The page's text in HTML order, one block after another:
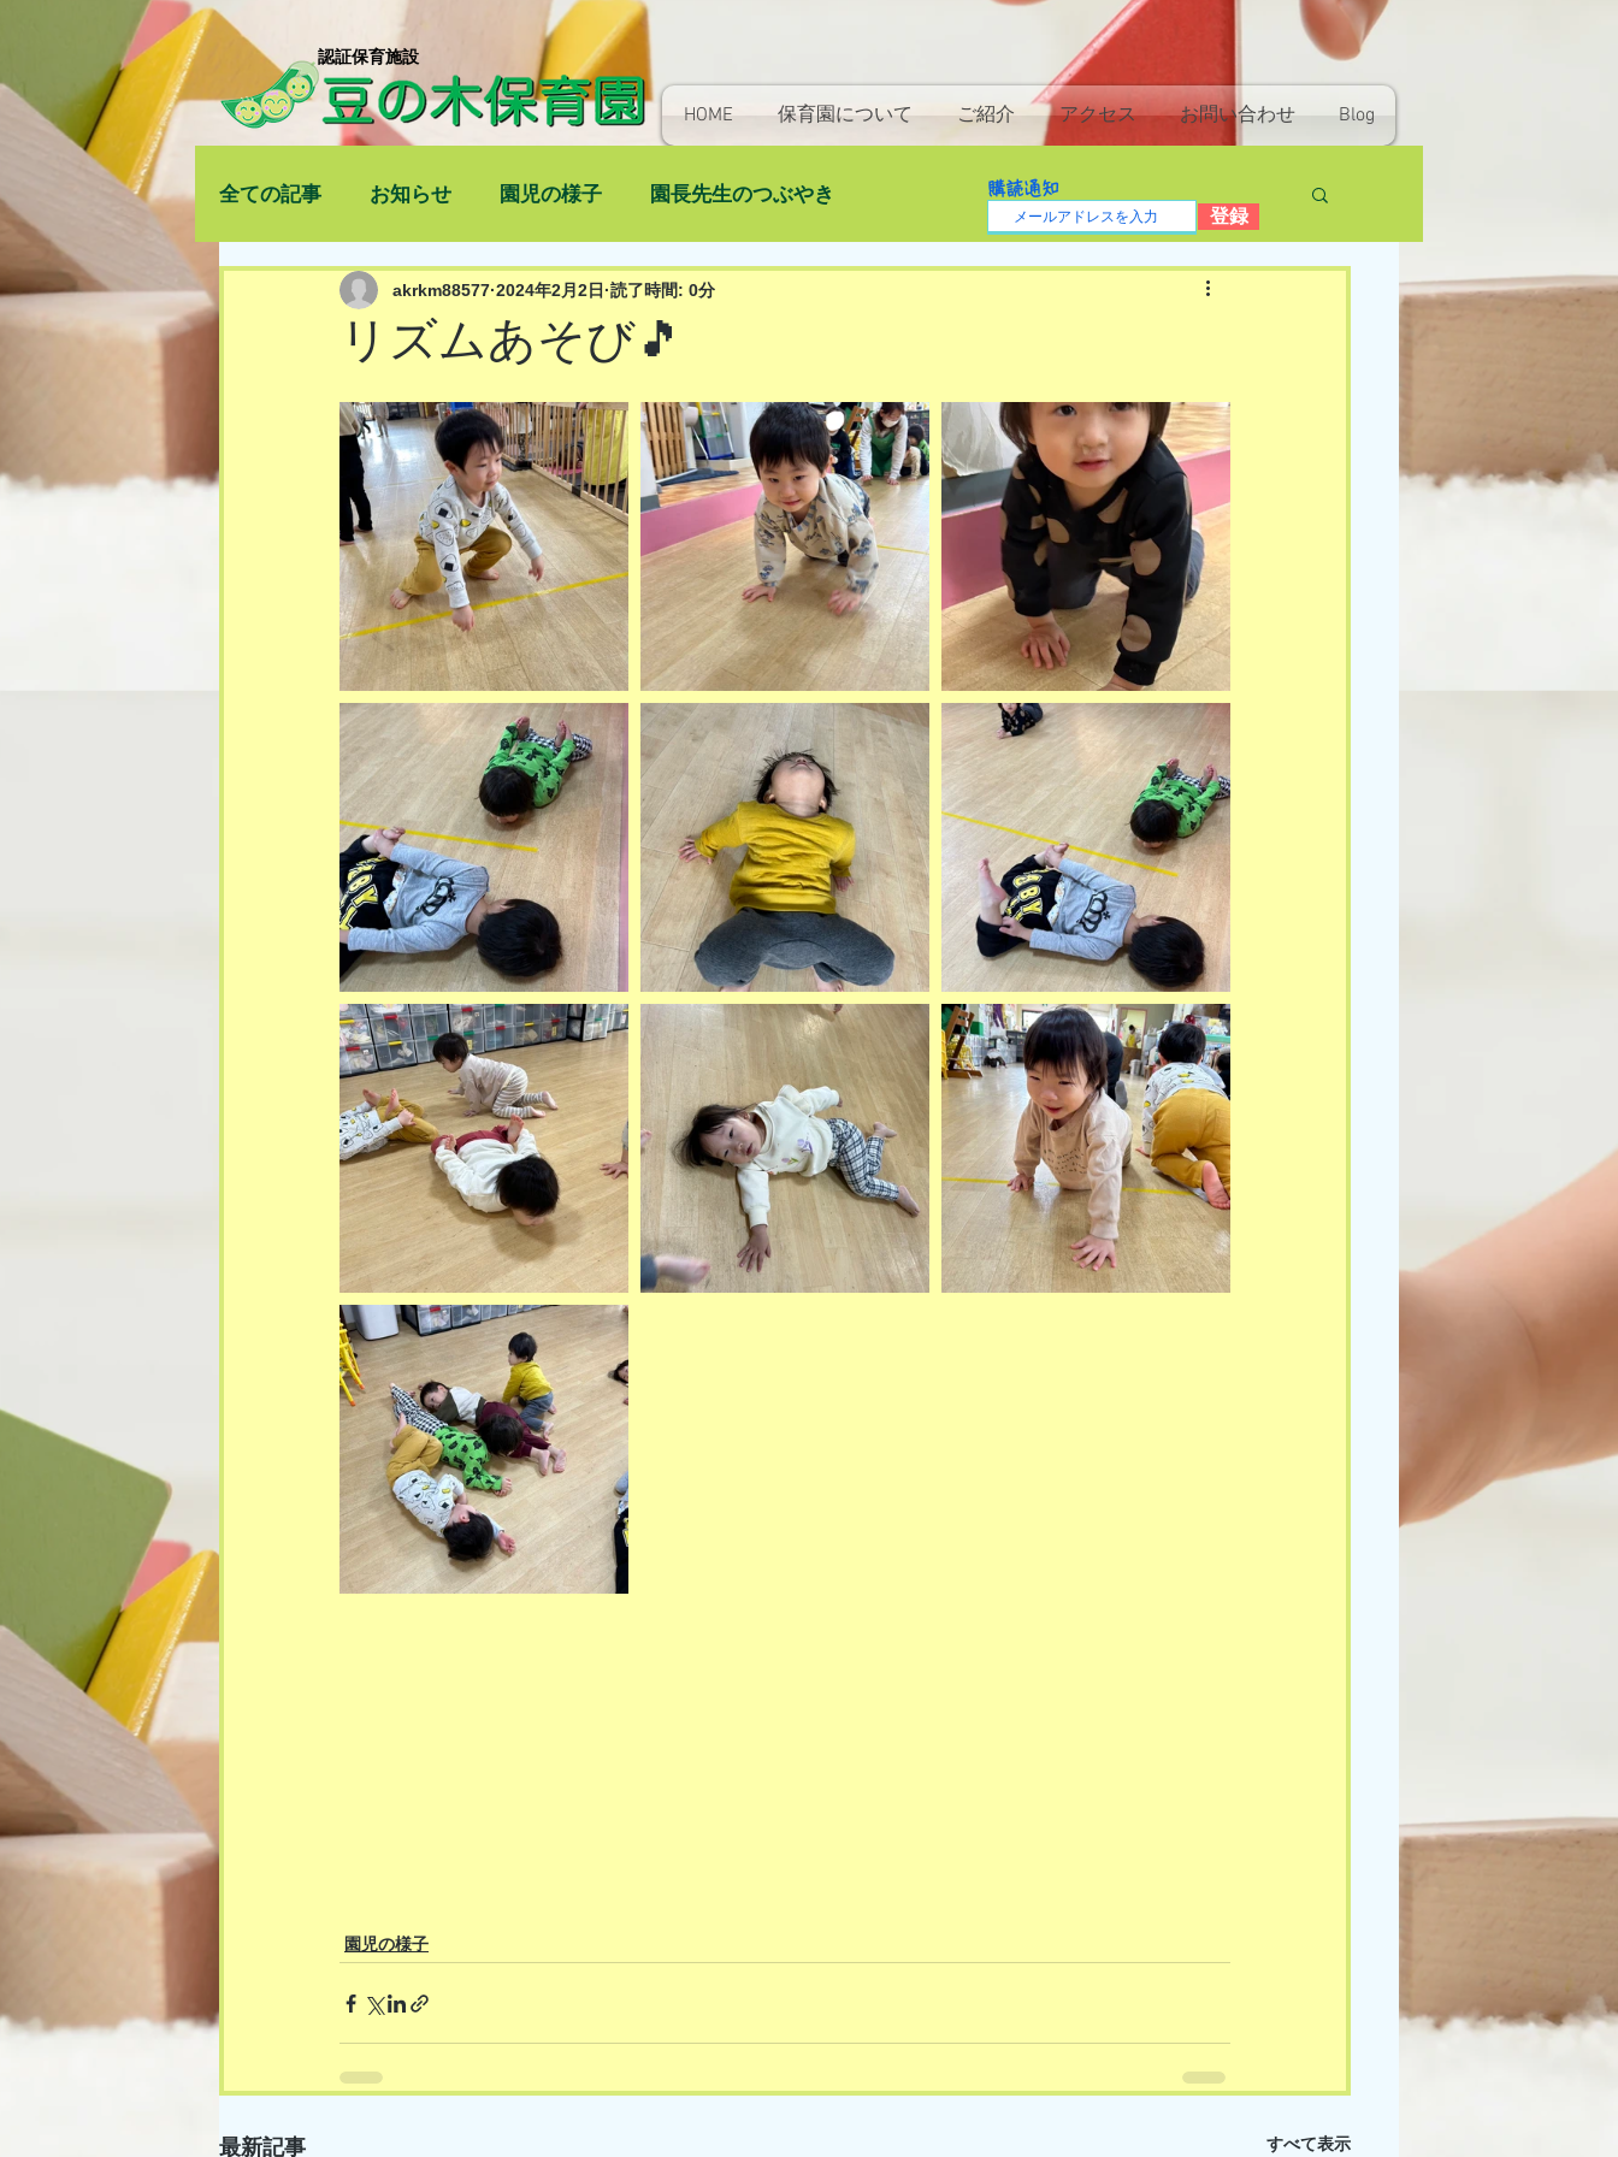
​認証保育施設
HOME 保育園について ご紹介 アクセス お問い合わせ Blog
全ての記事 お知らせ 園児の様子 園長先生のつぶやき
リズムあそび🎵
akrkm88577 2024年2月2日 読了時間: 0分
園児の様子
最新記事 すべて表示
購読通知
登録